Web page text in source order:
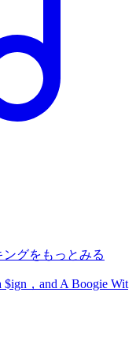
グをもっとみる
$ign，and A Boogie Wit